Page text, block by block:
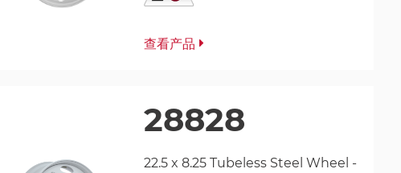
查看产品
28828
22.5 x 8.25 Tubeless Steel Wheel -